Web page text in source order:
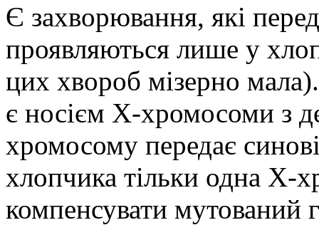
Є захворювання, які
проявляються лише у
цих хвороб мізерно
є носієм X-хромосоми з
хромосому передає
хлопчика тільки одна X-
компенсувати мутований